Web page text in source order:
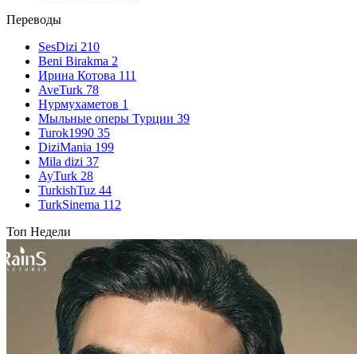
Переводы
SesDizi 210
Beni Birakma 2
Ирина Котова 111
AveTurk 78
Нурмухаметов 1
Мыльные оперы Турции 39
Turok1990 35
DiziMania 199
Mila dizi 37
AyTurk 28
TurkishTuz 44
TurkSinema 112
Топ Недели